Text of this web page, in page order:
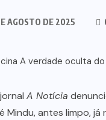
AGOSTO DE 2025
A Notícia
Mindu, antes limpo,